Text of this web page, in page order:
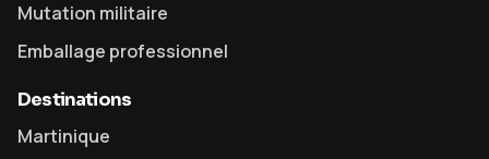
Mutation militaire
Emballage professionnel
Destinations
Martinique